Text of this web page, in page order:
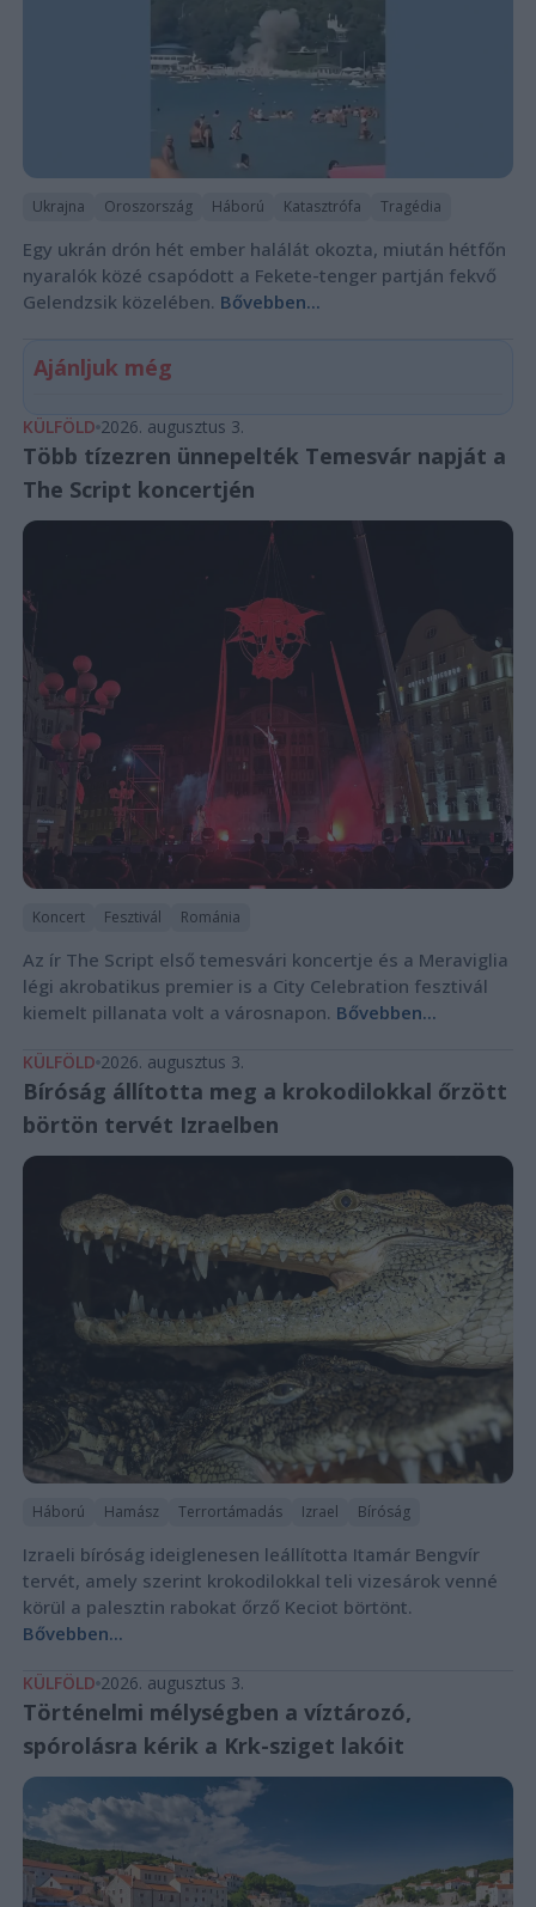
Ukrajna Oroszország Háború Katasztrófa Tragédia
Egy ukrán drón hét ember halálát okozta, miután hétfőn
nyaralók közé csapódott a Fekete-tenger partján fekvő
Gelendzsik közelében. Bővebben...
Ajánljuk még
KÜLFÖLD 2026. augusztus 3.
Több tízezren ünnepelték Temesvár napját a
The Script koncertjén
Koncert Fesztivál Románia
Az ír The Script első temesvári koncertje és a Meraviglia
légi akrobatikus premier is a City Celebration fesztivál
kiemelt pillanata volt a városnapon. Bővebben...
KÜLFÖLD 2026. augusztus 3.
Bíróság állította meg a krokodilokkal őrzött
börtön tervét Izraelben
Háború Hamász Terrortámadás Izrael Bíróság
Izraeli bíróság ideiglenesen leállította Itamár Bengvír
tervét, amely szerint krokodilokkal teli vizesárok venné
körül a palesztin rabokat őrző Keciot börtönt.
Bővebben...
KÜLFÖLD 2026. augusztus 3.
Történelmi mélységben a víztározó,
spórolásra kérik a Krk-sziget lakóit